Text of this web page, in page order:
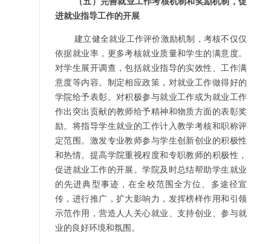
进就业指导工作的开展
建立健全就业工作评价激励机制，考核不仅仅
依据就业率，更多考核就业质量和学生的满意度。
对学生展开调查，包括就业指导的实效性、工作满
意度等内容。制定相应政策，对就业工作做得好的
学院给予表彰。对积极参与就业工作或为就业工作
作出突出贡献的教师给予精神和物质方面的表彰奖
励。将指导学生就业的工作计入教学考核和职称评
定范围。激发专业教师参与学生创新创业的积极性
和热情。提高学院重视程度和专职教师的积极性，
促进就业工作的开展。学院及时总结帮助学生就业
的先进典型事迹，在全校范围全方位、多途径宣
传，进行推广，扩大影响力，发挥榜样作用和引领
示范作用，营造人人关心就业、支持创业、参与就
业的良好环境和氛围。